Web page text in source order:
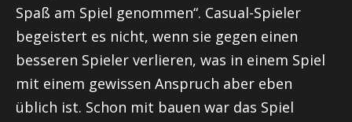
Spaß am Spiel genommen“. Casual-Spieler
begeistert es nicht, wenn sie gegen einen
besseren Spieler verlieren, was in einem Spiel
mit einem gewissen Anspruch aber eben
üblich ist. Schon mit bauen war das Spiel